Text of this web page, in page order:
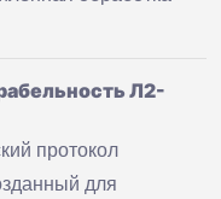
Л2-
протокол
для